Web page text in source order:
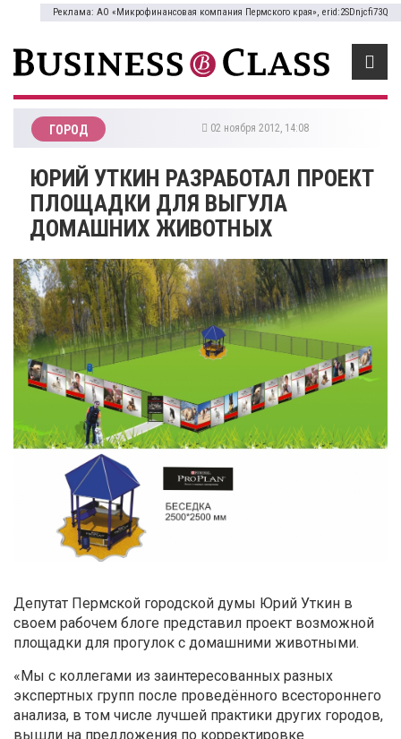
Реклама: АО «Микрофинансовая компания Пермского края», erid:2SDnjcfi73Q
ГОРОД 02 ноября 2012, 14:08
ЮРИЙ УТКИН РАЗРАБОТАЛ ПРОЕКТ
ПЛОЩАДКИ ДЛЯ ВЫГУЛА
ДОМАШНИХ ЖИВОТНЫХ
Депутат Пермской городской думы Юрий Уткин в
своем рабочем блоге представил проект возможной
площадки для прогулок с домашними животными.
«Мы с коллегами из заинтересованных разных
экспертных групп после проведённого всестороннего
анализа, в том числе лучшей практики других городов,
вышли на предложения по корректировке